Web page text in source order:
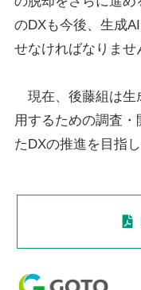
のDXも今後、生成
せなければなりませ
現在、後藤組は生
用するための調査
たDXの推進を目指し